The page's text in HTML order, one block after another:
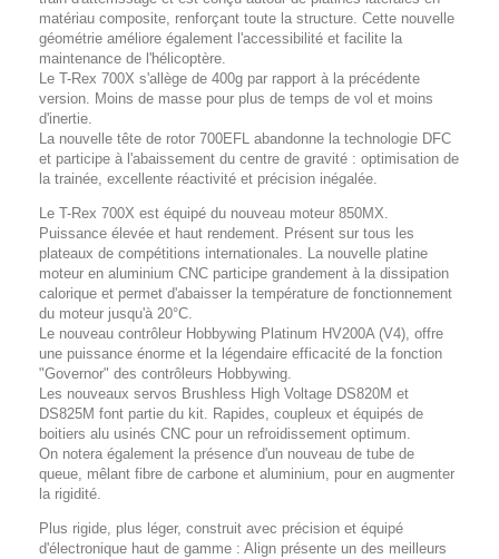
matériau composite, renforçant toute la structure. Cette nouvelle
géométrie améliore également l'accessibilité et facilite la
maintenance de l'hélicoptère.
Le T-Rex 700X s'allège de 400g par rapport à la précédente
version. Moins de masse pour plus de temps de vol et moins
d'inertie.
La nouvelle tête de rotor 700EFL abandonne la technologie DFC
et participe à l'abaissement du centre de gravité : optimisation de
la trainée, excellente réactivité et précision inégalée.
Le T-Rex 700X est équipé du nouveau moteur 850MX.
Puissance élevée et haut rendement. Présent sur tous les
plateaux de compétitions internationales. La nouvelle platine
moteur en aluminium CNC participe grandement à la dissipation
calorique et permet d'abaisser la température de fonctionnement
du moteur jusqu'à 20°C.
Le nouveau contrôleur Hobbywing Platinum HV200A (V4), offre
une puissance énorme et la légendaire efficacité de la fonction
"Governor" des contrôleurs Hobbywing.
Les nouveaux servos Brushless High Voltage DS820M et
DS825M font partie du kit. Rapides, coupleux et équipés de
boitiers alu usinés CNC pour un refroidissement optimum.
On notera également la présence d'un nouveau de tube de
queue, mêlant fibre de carbone et aluminium, pour en augmenter
la rigidité.
Plus rigide, plus léger, construit avec précision et équipé
d'électronique haut de gamme : Align présente un des meilleurs